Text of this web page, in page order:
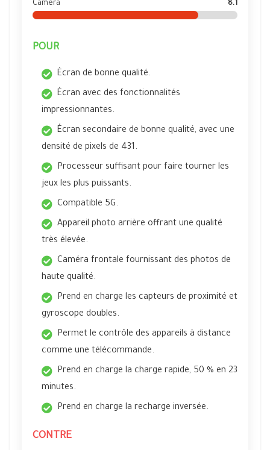
Caméra 8.1
POUR
Écran de bonne qualité.
Écran avec des fonctionnalités
impressionnantes.
Écran secondaire de bonne qualité, avec une
densité de pixels de 431.
Processeur suffisant pour faire tourner les
jeux les plus puissants.
Compatible 5G.
Appareil photo arrière offrant une qualité
très élevée.
Caméra frontale fournissant des photos de
haute qualité.
Prend en charge les capteurs de proximité et
gyroscope doubles.
Permet le contrôle des appareils à distance
comme une télécommande.
Prend en charge la charge rapide, 50 % en 23
minutes.
Prend en charge la recharge inversée.
CONTRE